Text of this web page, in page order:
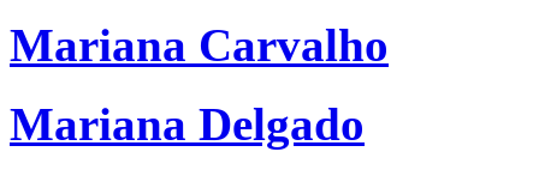
Mariana Carvalho
Mariana Delgado